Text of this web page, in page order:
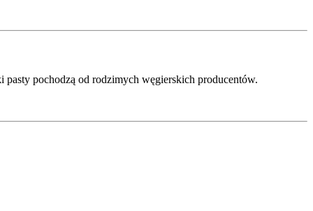
pochodzą od rodzimych węgierskich producentów.